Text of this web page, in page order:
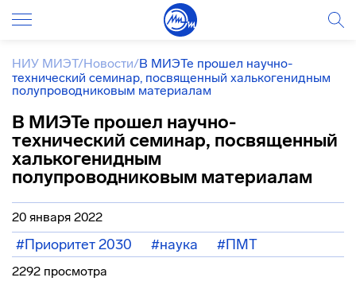
НИУ МИЭТ/Новости/В МИЭТе прошел научно-
технический семинар, посвященный халькогенидным
полупроводниковым материалам
В МИЭТе прошел научно-
технический семинар, посвященный
халькогенидным
полупроводниковым материалам
20 января 2022
#Приоритет 2030 #наука #ПМТ
2292 просмотра